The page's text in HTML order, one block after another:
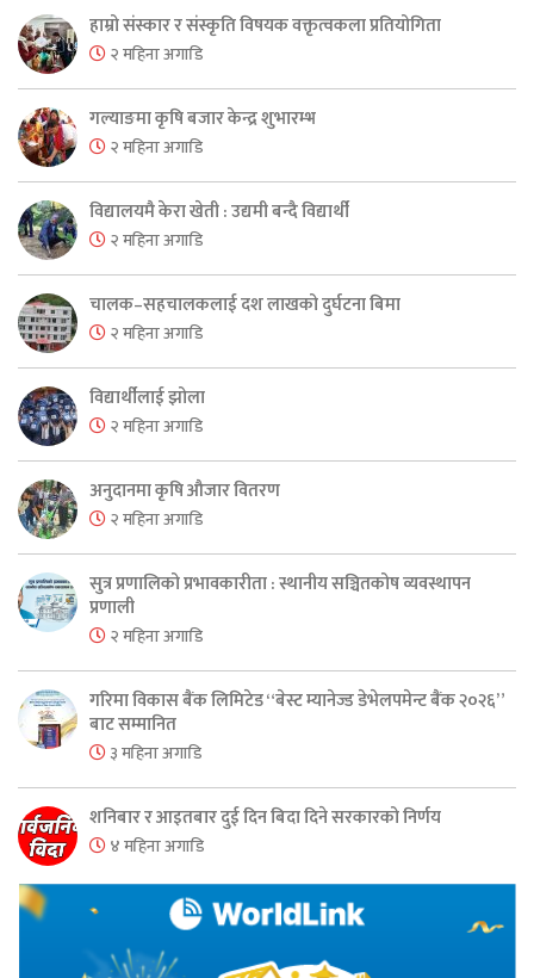
हाम्रो संस्कार र संस्कृति विषयक वक्तृत्वकला प्रतियोगिता
२ महिना अगाडि
गल्याङमा कृषि बजार केन्द्र शुभारम्भ
२ महिना अगाडि
विद्यालयमै केरा खेती : उद्यमी बन्दै विद्यार्थी
२ महिना अगाडि
चालक–सहचालकलाई दश लाखको दुर्घटना बिमा
२ महिना अगाडि
विद्यार्थीलाई झोला
२ महिना अगाडि
अनुदानमा कृषि औजार वितरण
२ महिना अगाडि
सुत्र प्रणालिको प्रभावकारीता : स्थानीय सञ्चितकोष व्यवस्थापन
प्रणाली
२ महिना अगाडि
गरिमा विकास बैंक लिमिटेड “बेस्ट म्यानेज्ड डेभेलपमेन्ट बैंक २०२६”
बाट सम्मानित
३ महिना अगाडि
शनिबार र आइतबार दुई दिन बिदा दिने सरकारको निर्णय
४ महिना अगाडि